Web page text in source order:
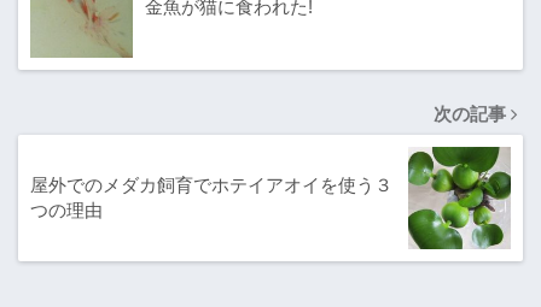
金魚が猫に食われた!
次の記事
屋外でのメダカ飼育でホテイアオイを使う３
つの理由